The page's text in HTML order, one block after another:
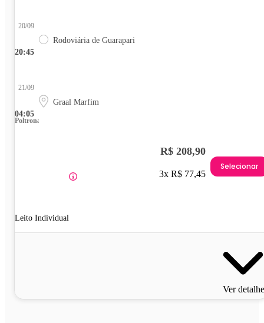
20:45
20/09
Rodoviária de Guarapari
04:05
21/09
Graal Marfim
Poltrona
Leito Individual
R$ 208,90
3x R$ 77,45
Selecionar
Ver